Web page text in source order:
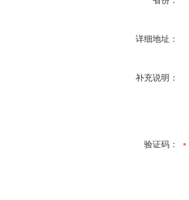
详细地址：
补充说明：
验证码：